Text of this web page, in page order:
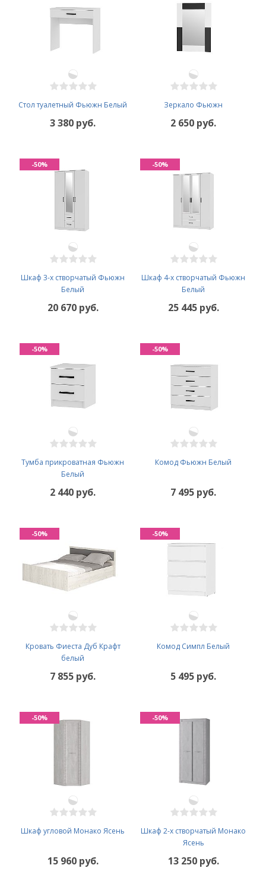
Стол туалетный Фьюжн Белый
3 380 руб.
Зеркало Фьюжн
2 650 руб.
Шкаф 3-х створчатый Фьюжн
Белый
20 670 руб.
-50%
Шкаф 4-х створчатый Фьюжн
Белый
25 445 руб.
-50%
Тумба прикроватная Фьюжн
Белый
2 440 руб.
-50%
Комод Фьюжн Белый
7 495 руб.
-50%
Кровать Фиеста Дуб Крафт
белый
7 855 руб.
-50%
Комод Симпл Белый
5 495 руб.
-50%
Шкаф угловой Монако Ясень
15 960 руб.
-50%
Шкаф 2-х створчатый Монако
Ясень
13 250 руб.
-50%